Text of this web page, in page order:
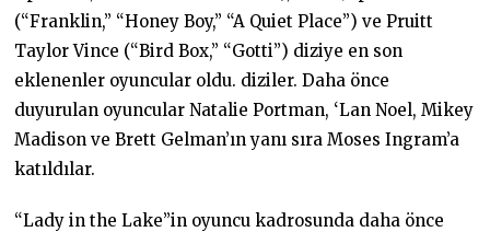
(“Franklin,” “Honey Boy,” “A Quiet Place”) ve Pruitt
Taylor Vince (“Bird Box,” “Gotti”) diziye en son
eklenenler oyuncular oldu. diziler. Daha önce
duyurulan oyuncular Natalie Portman, ‘Lan Noel, Mikey
Madison ve Brett Gelman’ın yanı sıra Moses Ingram’a
katıldılar.
“Lady in the Lake”in oyuncu kadrosunda daha önce